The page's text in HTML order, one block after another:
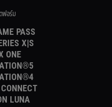
ฟอร์ม
PASS
X|S
ONE
LUNA